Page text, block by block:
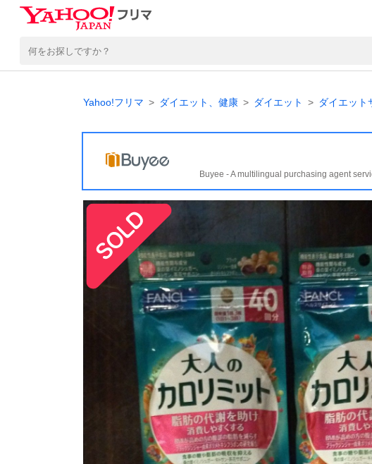
Yahoo!フリマ ダイエット、健康 ダイエット ダイエット
Buyee - A multilingual purchasing agent